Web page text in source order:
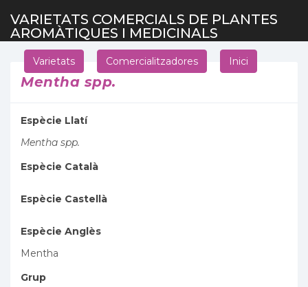
VARIETATS COMERCIALS DE PLANTES
AROMÀTIQUES I MEDICINALS
Varietats Comercialitzadores Inici
Mentha spp.
Espècie Llatí
Mentha spp.
Espècie Català
Espècie Castellà
Espècie Anglès
Mentha
Grup